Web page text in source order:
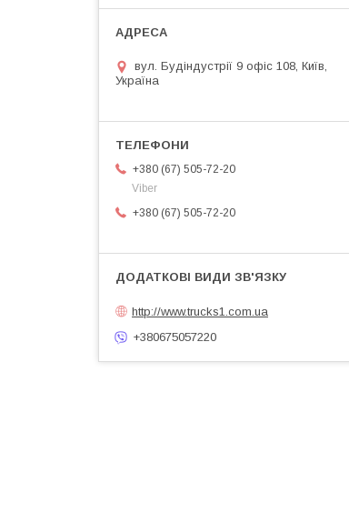
вул. Будіндустрії 9 офіс 108, Київ,
Україна
+380 (67) 505-72-20
Viber
+380 (67) 505-72-20
http://www.trucks1.com.ua
+380675057220